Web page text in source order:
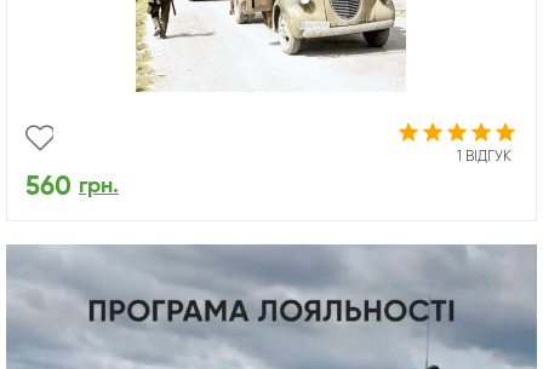
1 ВІДГУК
560 грн.